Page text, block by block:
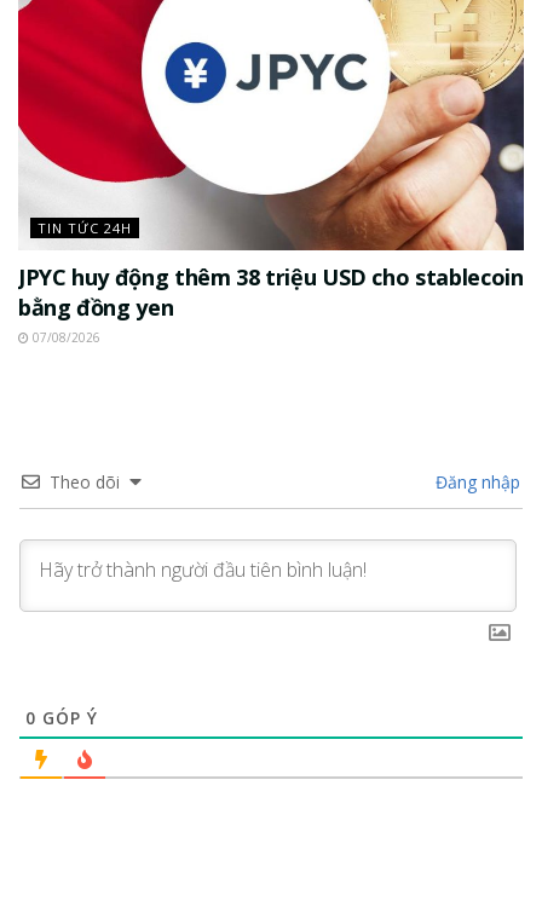
TIN TỨC 24H
JPYC huy động thêm 38 triệu USD cho stablecoin
bằng đồng yen
07/08/2026
Theo dõi Đăng nhập
0 GÓP Ý